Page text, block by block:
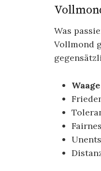
Was
Vollmond